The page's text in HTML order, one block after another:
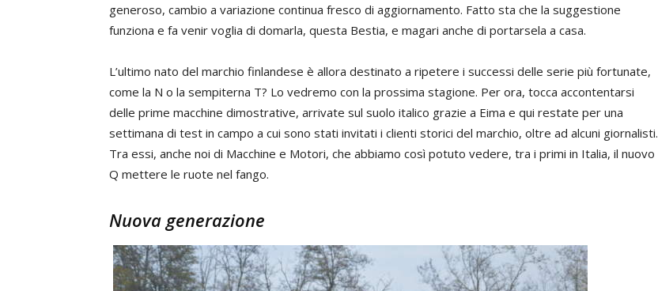
generoso, cambio a variazione continua fresco di aggiornamento. Fatto sta che la suggestione
funziona e fa venir voglia di domarla, questa Bestia, e magari anche di portarsela a casa.
L’ultimo nato del marchio finlandese è allora destinato a ripetere i successi delle serie più fortunate,
come la N o la sempiterna T? Lo vedremo con la prossima stagione. Per ora, tocca accontentarsi
delle prime macchine dimostrative, arrivate sul suolo italico grazie a Eima e qui restate per una
settimana di test in campo a cui sono stati invitati i clienti storici del marchio, oltre ad alcuni giornalisti.
Tra essi, anche noi di Macchine e Motori, che abbiamo così potuto vedere, tra i primi in Italia, il nuovo
Q mettere le ruote nel fango.
Nuova generazione